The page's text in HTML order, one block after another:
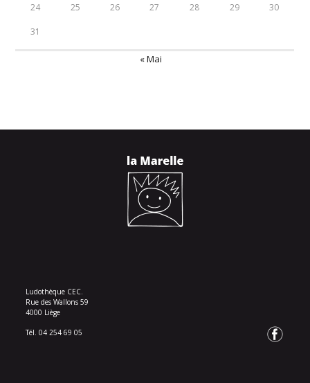
24 25 26 27 28 29 30
31
« Mai
Ludothèque CEC.
Rue des Wallons 59
4000 Liège
Tél. 04 254 69 05